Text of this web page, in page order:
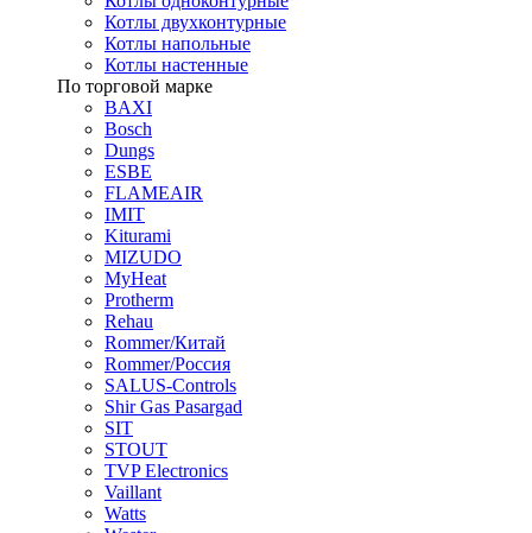
Котлы двухконтурные
Котлы напольные
Котлы настенные
По торговой марке
BAXI
Bosch
Dungs
ESBE
FLAMEAIR
IMIT
Kiturami
MIZUDO
MyHeat
Protherm
Rehau
Rommer/Китай
Rommer/Россия
SALUS-Controls
Shir Gas Pasargad
SIT
STOUT
TVP Electronics
Vaillant
Watts